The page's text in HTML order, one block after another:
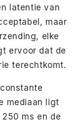
latentie van
maar
elke
ervoor dat de
terechtkomt.
mediaan ligt
ms en de